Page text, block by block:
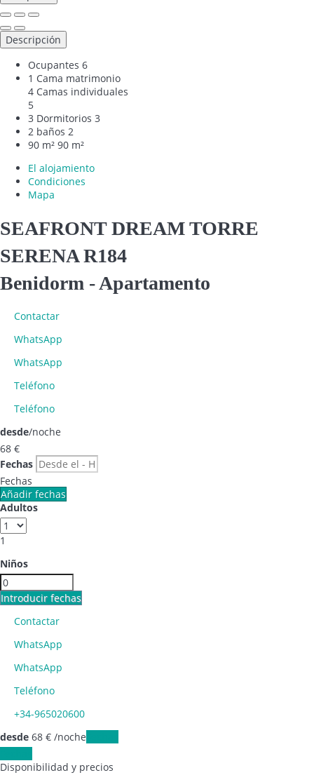
Descripción
Ocupantes 6
1 Cama matrimonio
4 Camas individuales
5
3 Dormitorios 3
2 baños 2
90 m² 90 m²
El alojamiento
Condiciones
Mapa
SEAFRONT DREAM TORRE
SERENA R184
Benidorm -Apartamento
Contactar
WhatsApp
WhatsApp
Teléfono
Teléfono
desde/noche
68 €
Fechas
Fechas
Añadir fechas
Adultos
1
Niños
Introducir fechas
Contactar
WhatsApp
WhatsApp
Teléfono
+34-965020600
desde 68 € /noche
Disponibilidad y precios